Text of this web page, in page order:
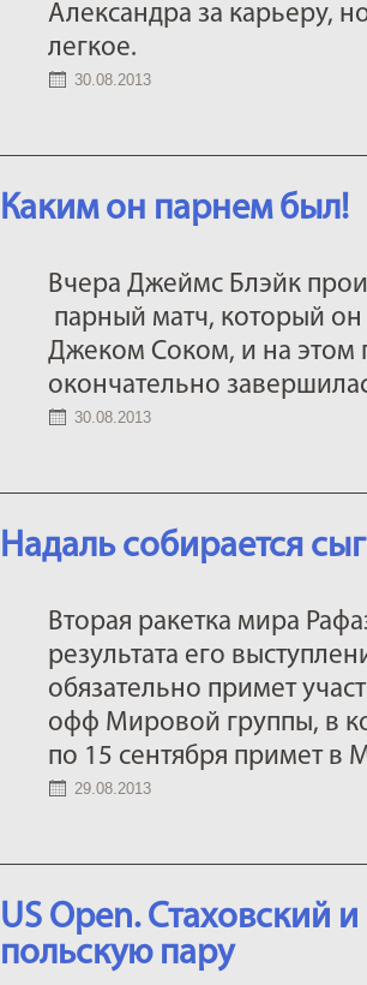
Александра за карьеру,
легкое.
30.08.2013
Каким он парнем был!
Вчера Джеймс Блэйк
парный матч, который
Джеком Соком, и на этом
окончательно
30.08.2013
Надаль собирается
Вторая ракетка мира
результата его
обязательно примет
офф Мировой группы, в
по 15 сентября примет в
29.08.2013
US Open. Стаховский
польскую пару